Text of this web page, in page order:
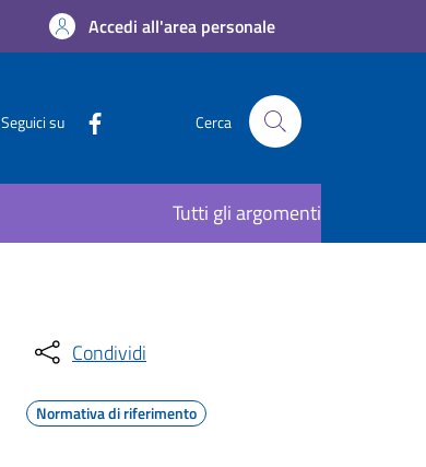
Accedi all'area personale
Seguici su Cerca
Tutti gli argomenti
Condividi
Normativa di riferimento